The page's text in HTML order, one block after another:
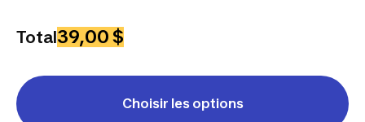
Total39,00 $
Choisir les options